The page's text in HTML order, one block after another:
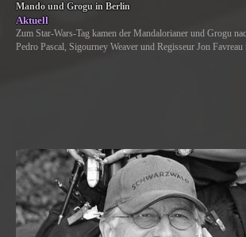
Mando und Grogu in Berlin
Aktuell
Zum Star-Wars-Tag kamen der Mandalorianer und Grogu
Pedro Pascal, Sigourney Weaver und Regisseur Jon Favreau